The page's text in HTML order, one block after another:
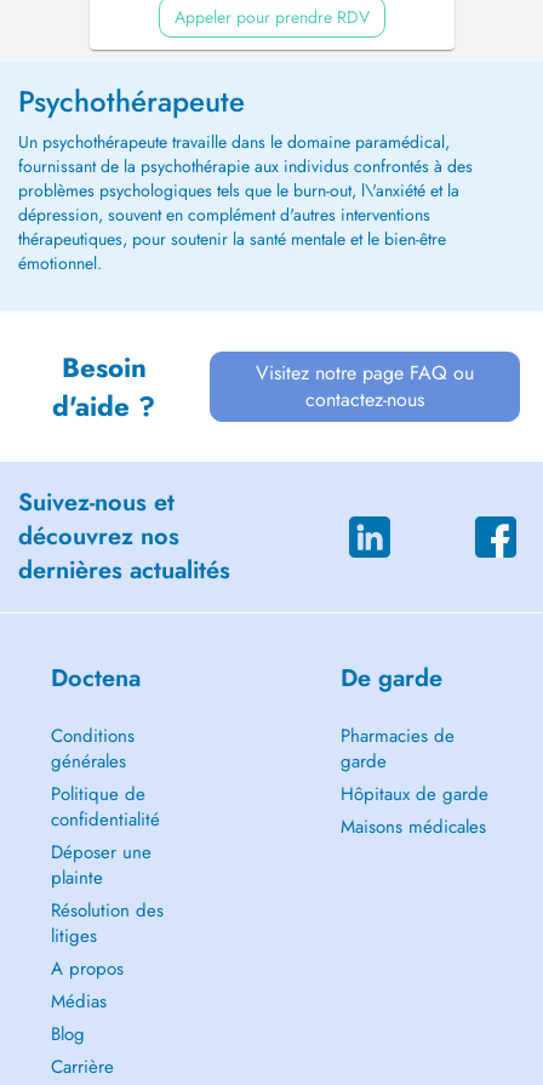
Appeler pour prendre RDV
Psychothérapeute
Un psychothérapeute travaille dans le domaine paramédical,
fournissant de la psychothérapie aux individus confrontés à des
problèmes psychologiques tels que le burn-out, l\'anxiété et la
dépression, souvent en complément d'autres interventions
thérapeutiques, pour soutenir la santé mentale et le bien-être
émotionnel.
Besoin
d'aide ?
Visitez notre page FAQ ou
contactez-nous
Suivez-nous et
découvrez nos
dernières actualités
Doctena
Conditions
générales
Politique de
confidentialité
Déposer une
plainte
Résolution des
litiges
A propos
Médias
Blog
Carrière
De garde
Pharmacies de
garde
Hôpitaux de garde
Maisons médicales